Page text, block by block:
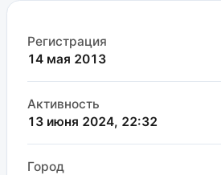
Регистрация
14 мая 2013
Активность
13 июня 2024, 22:32
Город